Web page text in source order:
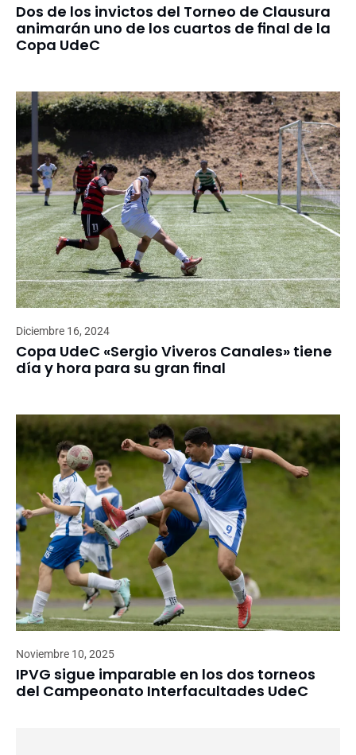
Dos de los invictos del Torneo de Clausura
animarán uno de los cuartos de final de la
Copa UdeC
Diciembre 16, 2024
Copa UdeC «Sergio Viveros Canales» tiene
día y hora para su gran final
Noviembre 10, 2025
IPVG sigue imparable en los dos torneos
del Campeonato Interfacultades UdeC